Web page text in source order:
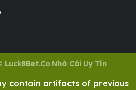
Luck8Bet.Co Nhà Cái Uy Tín
contain artifacts of previous